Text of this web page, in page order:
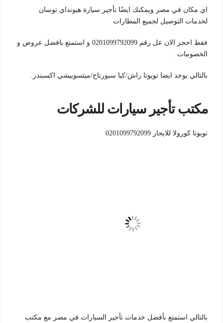
اي مكان في مصر ويمكنك ايضًا تأجير سيارة هيونداي توسان
لخدمات التوصيل لجميع المطارات
فقط احجز الان عل رقم 0201099792099 و استمتع بافضل عروض و
الخصومات.
بالتالي يوجد ايضا تويوتا راش/كيا سبورتاج/ميتسوبيشي اكسبندر.
مكتب تأجير سيارات للشركات
تويوتا كورولا للايجار 0201099792099
بالتالي استمتع بأفضل خدمات تأجير السيارات في مصر مع مكتب